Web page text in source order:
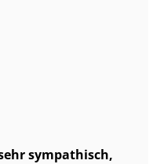
sympathisch,